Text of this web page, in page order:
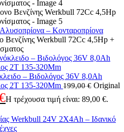
Αλυσοπρίονα – Κονταροπρίονα
Βενζίνης Werkbull 72Cc 4,5Hp +
– Βιδολόγος 36V 8,0Ah
2Τ 135-320Mm 199,00€ Original
Η τρέχουσα τιμή είναι: 89,00 €.